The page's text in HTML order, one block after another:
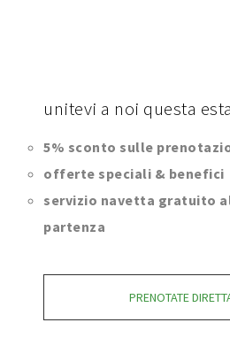
unitevi a noi questa
5% sconto sulle
offerte speciali & benefici
servizio navetta gratuito
partenza
PRENOTATE